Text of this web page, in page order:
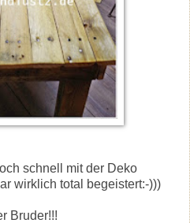
schnell mit der Deko
wirklich total begeistert:-)))
Bruder!!!